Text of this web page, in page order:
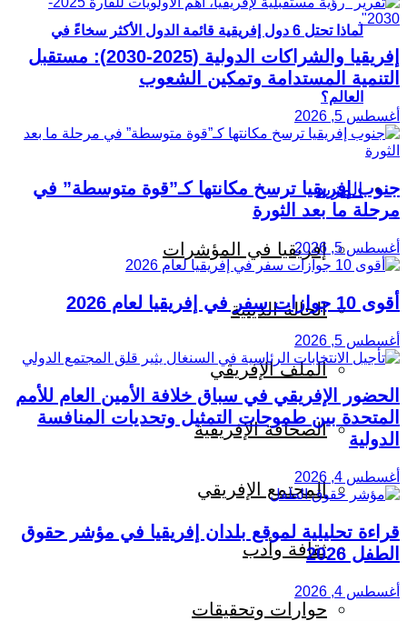
لماذا تحتل 6 دول إفريقية قائمة الدول الأكثر سخاءً في
العالم؟
المزيد
إفريقيا في المؤشرات
الحالة الدينية
الملف الإفريقي
الصحافة الإفريقية
المجتمع الإفريقي
ثقافة وأدب
حوارات وتحقيقات
إفريقيا والشراكات الدولية (2025-2030): مستقبل
التنمية المستدامة وتمكين الشعوب
أغسطس 5, 2026
جنوب إفريقيا ترسخ مكانتها كـ”قوة متوسطة” في
مرحلة ما بعد الثورة
أغسطس 5, 2026
أقوى 10 جوازات سفر في إفريقيا لعام 2026
أغسطس 5, 2026
الحضور الإفريقي في سباق خلافة الأمين العام للأمم
المتحدة بين طموحات التمثيل وتحديات المنافسة
الدولية
أغسطس 4, 2026
قراءة تحليلية لموقع بلدان إفريقيا في مؤشر حقوق
الطفل 2026
أغسطس 4, 2026